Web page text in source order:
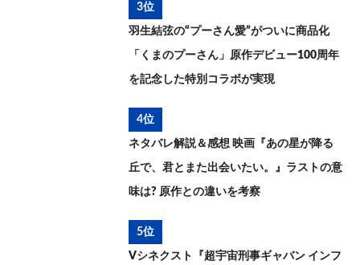
3位
羽生結弦の“プーさん愛”がついに商品化
「くまのプーさん」原作デビュー100周年
を記念した特別コラボが実現
4位
ネタバレ解説＆感想 映画『あの星が降る
丘で、君とまた出会いたい。』ラストの意
味は? 原作との違いを考察
5位
Vシネクスト『超宇宙刑事ギャバン インフ